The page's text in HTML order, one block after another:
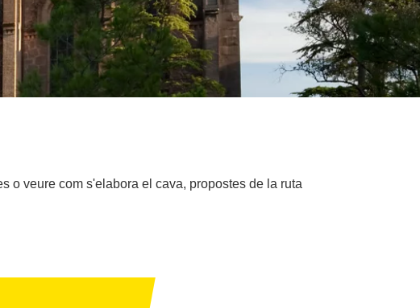
o veure com s'elabora el cava, propostes de la ruta